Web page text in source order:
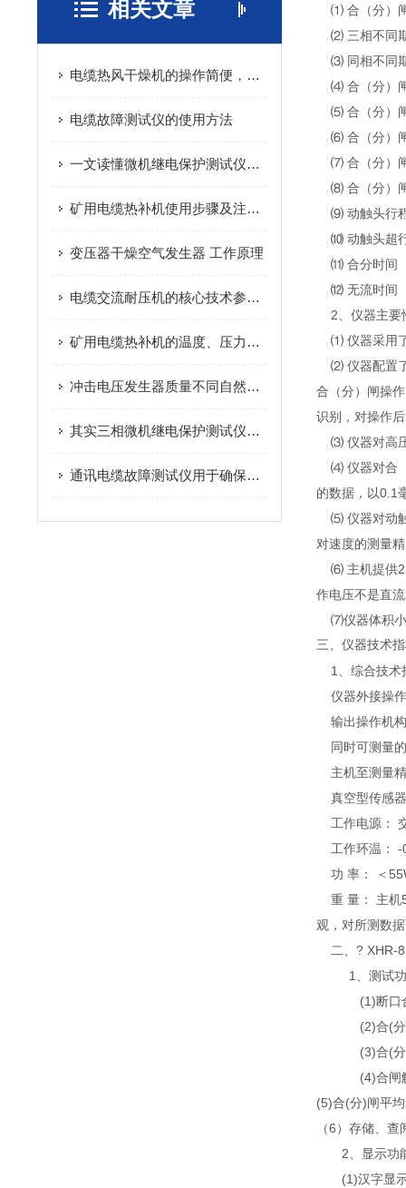
相关文章
电缆热风干燥机的操作简便，易于控制
电缆故障测试仪的使用方法
一文读懂微机继电保护测试仪的回路原理
矿用电缆热补机使用步骤及注意事项
变压器干燥空气发生器 工作原理
电缆交流耐压机的核心技术参数你了解吗
矿用电缆热补机的温度、压力与时间参数对修复质量的影响及工艺优化
冲击电压发生器质量不同自然价格有很大差异
其实三相微机继电保护测试仪的开关机也是需要步骤的
通讯电缆故障测试仪用于确保通信系统的正常运行和维护
⑴ 合（分）闸
⑵ 三相不同
⑶ 同相不同
⑷ 合（分）闸
⑸ 合（分）闸
⑹ 合（分）
⑺ 合（分）
⑻ 合（分）
⑼ 动触头行
⑽ 动触头超行
⑾ 合分时间
⑿ 无流时间（
2、仪器主要
⑴ 仪器采用了
⑵ 仪器配置了
合（分）闸操
识别，对操作
⑶ 仪器对高压
⑷ 仪器对合（
的数据，以0.1
⑸ 仪器对动触
对速度的测量
⑹ 主机提供
作电压不是直
⑺仪器体积小
三、仪器技术
1、综合技术
仪器外接操
输出操作机
同时可测量
主机至测量精
真空型传感
工作电源：
工作环温：
功 率： ＜
重 量： 主机
观，对所测数
二、? XHR-
1、测试功
(1)断口合(
(2)合(分)
(3)合(分)闸
(4)合闸触头
(5)合(分)闸平
（6）存储、
2、显示功
(1)汉字显示